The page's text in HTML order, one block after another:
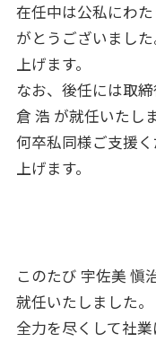
在任中は公私にわ
がとうございまし
上げます。
なお、後任には取
倉 浩 が就任いたし
何卒私同様ご支援
上げます。
このたび 宇佐美 愼
就任いたしました。
全力を尽くして社